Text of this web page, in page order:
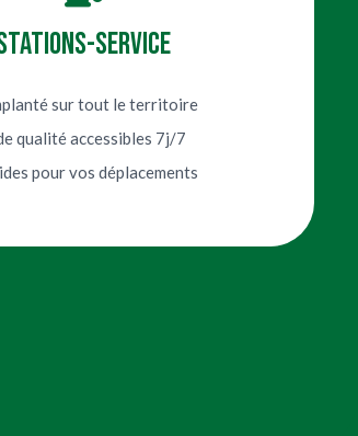
service
sur tout le territoire
qualité accessibles 7j/7
pour vos déplacements